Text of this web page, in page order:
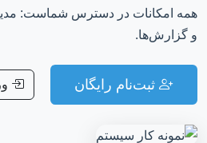
همه امکانات در دسترس شماست:
و گزارش‌ها.
ثبت‌نام رایگان